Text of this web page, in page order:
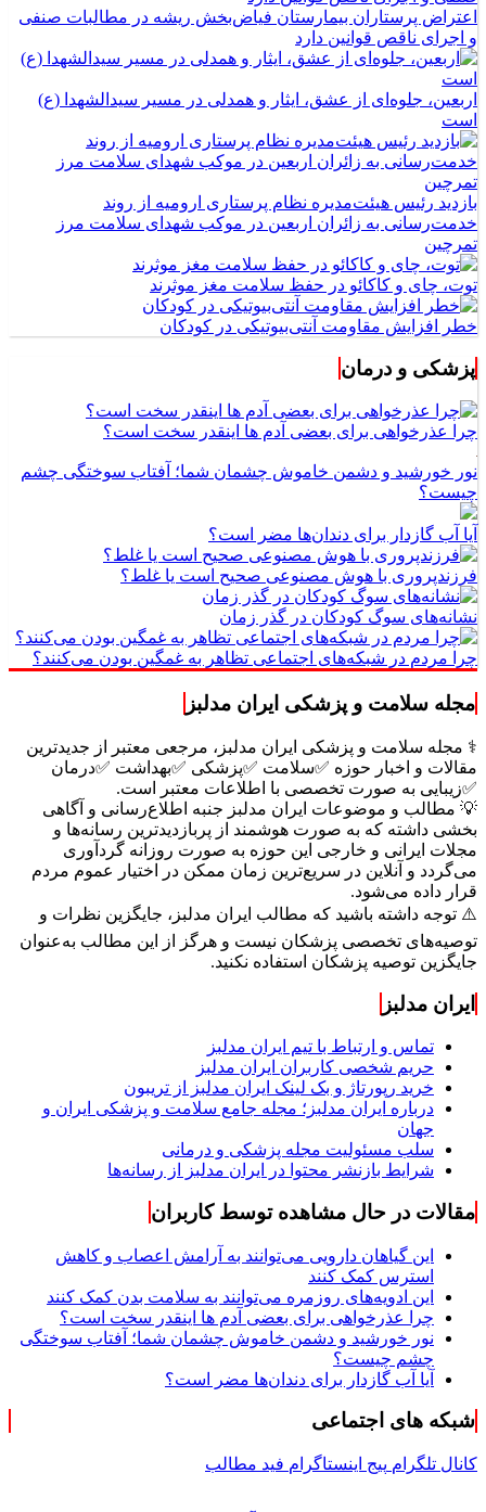
اعتراض پرستاران بیمارستان فیاض‌بخش ریشه در مطالبات صنفی
و اجرای ناقص قوانین دارد
اربعین، جلوه‌ای از عشق، ایثار و همدلی در مسیر سیدالشهدا (ع)
است
بازدید رئیس هیئت‌مدیره نظام پرستاری ارومیه از روند
خدمت‌رسانی به زائران اربعین در موکب شهدای سلامت مرز
تمرچین
توت، چای و کاکائو در حفظ سلامت مغز موثرند
خطر افزایش مقاومت آنتی‌بیوتیکی در کودکان
پزشکی و درمان
چرا عذرخواهی برای بعضی آدم ها اینقدر سخت است؟
نور خورشید و دشمن خاموش چشمان شما؛ آفتاب سوختگی چشم
چیست؟
آیا آب گازدار برای دندان‌ها مضر است؟
فرزندپروری با هوش مصنوعی صحیح است یا غلط؟
نشانه‌های سوگ کودکان در گذر زمان
چرا مردم در شبکه‌های اجتماعی تظاهر به غمگین بودن می‌کنند؟
مجله سلامت و پزشکی ایران مدلبز
⚕️ مجله سلامت و پزشکی ایران مدلبز، مرجعی معتبر از جدیدترین
مقالات و اخبار حوزه ✅سلامت ✅پزشکی ✅بهداشت ✅درمان
✅زیبایی به صورت تخصصی با اطلاعات معتبر است.
💡 مطالب و موضوعات ایران مدلبز جنبه اطلاع‌رسانی و آگاهی
بخشی داشته که به صورت هوشمند از پربازدیدترین رسانه‌ها و
مجلات ایرانی و خارجی این حوزه به صورت روزانه گردآوری
می‌گردد و آنلاین در سریع‌ترین زمان ممکن در اختیار عموم مردم
قرار داده می‌شود.
⚠️ توجه داشته باشید که مطالب ایران مدلبز، جایگزین نظرات و
توصیه‌های تخصصی پزشکان نیست و هرگز از این مطالب به‌عنوان
جایگزین توصیه پزشکان استفاده نکنید.
ایران مدلبز
تماس و ارتباط با تیم ایران مدلبز
حریم شخصی کاربران ایران مدلبز
خرید رپورتاژ و بک لینک ایران مدلبز از تریبون
درباره ایران مدلبز؛ مجله جامع سلامت و پزشکی ایران و
جهان
سلب مسئولیت مجله پزشکی و درمانی
شرایط بازنشر محتوا در ایران مدلبز از رسانه‌ها
مقالات در حال مشاهده توسط کاربران
این گیاهان دارویی می‌توانند به آرامش اعصاب و کاهش
استرس کمک کنند
این ادویه‌های روزمره می‌توانند به سلامت بدن کمک کنند
چرا عذرخواهی برای بعضی آدم ها اینقدر سخت است؟
نور خورشید و دشمن خاموش چشمان شما؛ آفتاب سوختگی
چشم چیست؟
آیا آب گازدار برای دندان‌ها مضر است؟
شبکه های اجتماعی
کانال تلگرام پیج اینستاگرام فید مطالب